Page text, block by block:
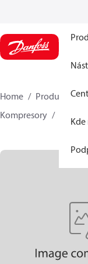
Home Produkty
Kompresory